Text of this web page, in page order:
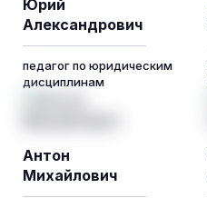
Юрий
Александрович
педагог по юридическим
дисциплинам
Антон
Михайлович